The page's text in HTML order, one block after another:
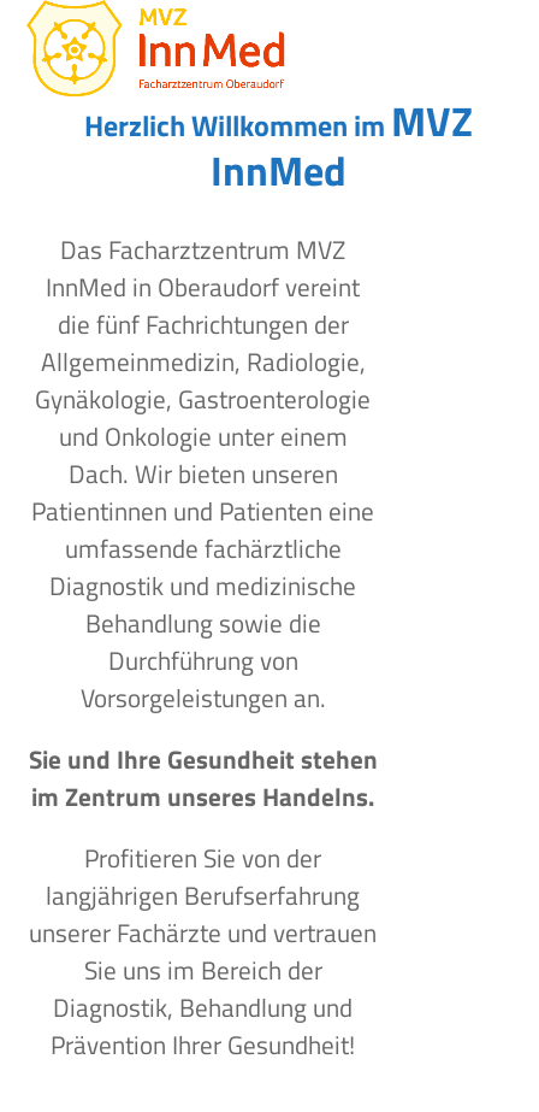
Skip
content
Open
mobile
menu
Close
mobile
menu
Herzlich Willkommen im MVZ
InnMed
Das Facharztzentrum MVZ
InnMed in Oberaudorf vereint
die fünf Fachrichtungen der
Allgemeinmedizin, Radiologie,
Gynäkologie, Gastroenterologie
und Onkologie unter einem
Dach. Wir bieten unseren
Patientinnen und Patienten eine
umfassende fachärztliche
Diagnostik und medizinische
Behandlung sowie die
Durchführung von
Vorsorgeleistungen an.
Sie und Ihre Gesundheit stehen
im Zentrum unseres Handelns.
Profitieren Sie von der
langjährigen Berufserfahrung
unserer Fachärzte und vertrauen
Sie uns im Bereich der
Diagnostik, Behandlung und
Prävention Ihrer Gesundheit!